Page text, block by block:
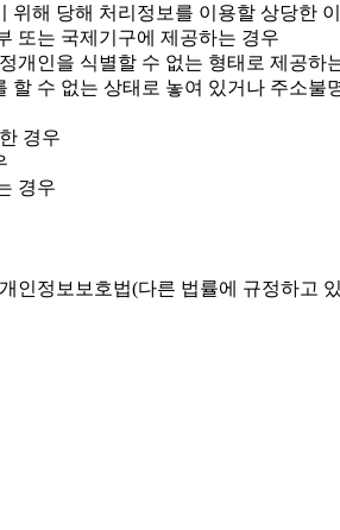
위해 당해 처리정보를 이용할 상당한
또는 국제기구에 제공하는 경우
개인을 식별할 수 없는 형태로 제공하
할 수 없는 상태로 놓여 있거나 주소
경우
경우
인정보보호법(다른 법률에 규정하고